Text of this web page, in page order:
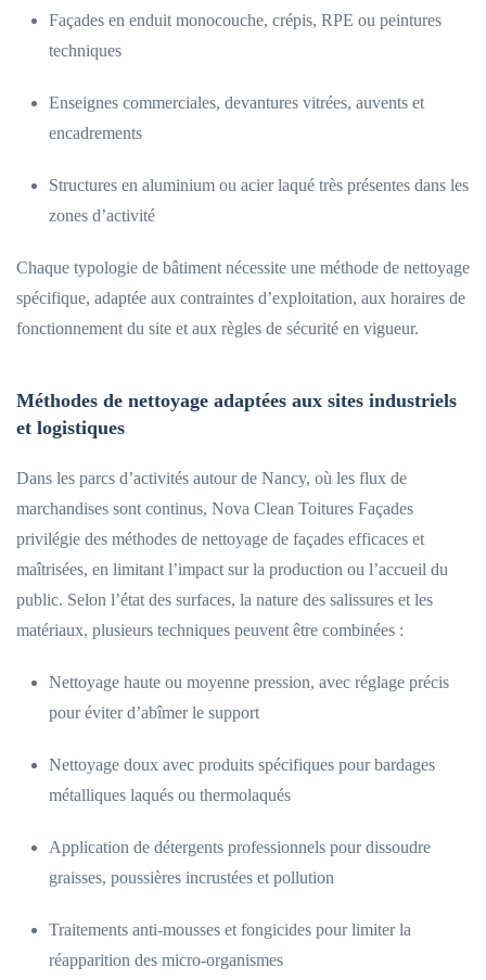
Façades en enduit monocouche, crépis, RPE ou peintures
techniques
Enseignes commerciales, devantures vitrées, auvents et
encadrements
Structures en aluminium ou acier laqué très présentes dans les
zones d’activité
Chaque typologie de bâtiment nécessite une méthode de nettoyage
spécifique, adaptée aux contraintes d’exploitation, aux horaires de
fonctionnement du site et aux règles de sécurité en vigueur.
Méthodes de nettoyage adaptées aux sites industriels
et logistiques
Dans les parcs d’activités autour de Nancy, où les flux de
marchandises sont continus, Nova Clean Toitures Façades
privilégie des méthodes de nettoyage de façades efficaces et
maîtrisées, en limitant l’impact sur la production ou l’accueil du
public. Selon l’état des surfaces, la nature des salissures et les
matériaux, plusieurs techniques peuvent être combinées :
Nettoyage haute ou moyenne pression, avec réglage précis
pour éviter d’abîmer le support
Nettoyage doux avec produits spécifiques pour bardages
métalliques laqués ou thermolaqués
Application de détergents professionnels pour dissoudre
graisses, poussières incrustées et pollution
Traitements anti-mousses et fongicides pour limiter la
réapparition des micro-organismes